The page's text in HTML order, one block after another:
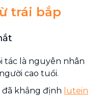
trái bắp
tác là nguyên nhân
cao tuổi.
khẳng định lutein